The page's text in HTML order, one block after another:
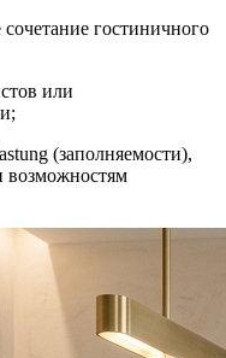
гостиничного
или
(заполняемости),
возможностям